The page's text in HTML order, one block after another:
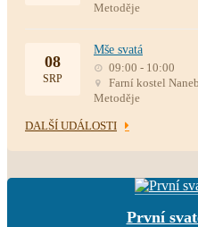
Metoděje
08
SRP
Mše svatá
09:00 - 10:00
Farní kostel
Metoděje
DALŠÍ UDÁLOSTI
První